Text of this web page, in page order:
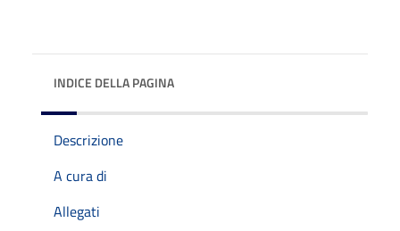
INDICE DELLA PAGINA
Descrizione
A cura di
Allegati